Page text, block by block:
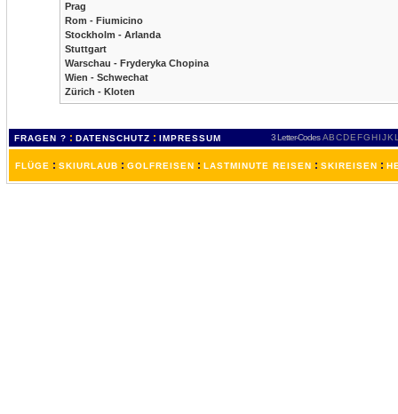
Prag
Rom - Fiumicino
Stockholm - Arlanda
Stuttgart
Warschau - Fryderyka Chopina
Wien - Schwechat
Zürich - Kloten
FRAGEN ? : DATENSCHUTZ : IMPRESSUM 3 Letter-Codes ABCDEFGH IJKL
FLÜGE : SKIURLAUB : GOLFREISEN : LASTMINUTE REISEN : SKIREISEN :